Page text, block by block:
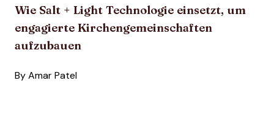
Wie Salt + Light Technologie einsetzt, um
engagierte Kirchengemeinschaften
aufzubauen
By Amar Patel